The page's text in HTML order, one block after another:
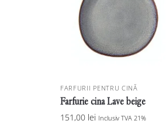
FARFURII PENTRU CINĂ
Farfurie cina Lave beige
151,00 lei Inclusiv TVA 21%